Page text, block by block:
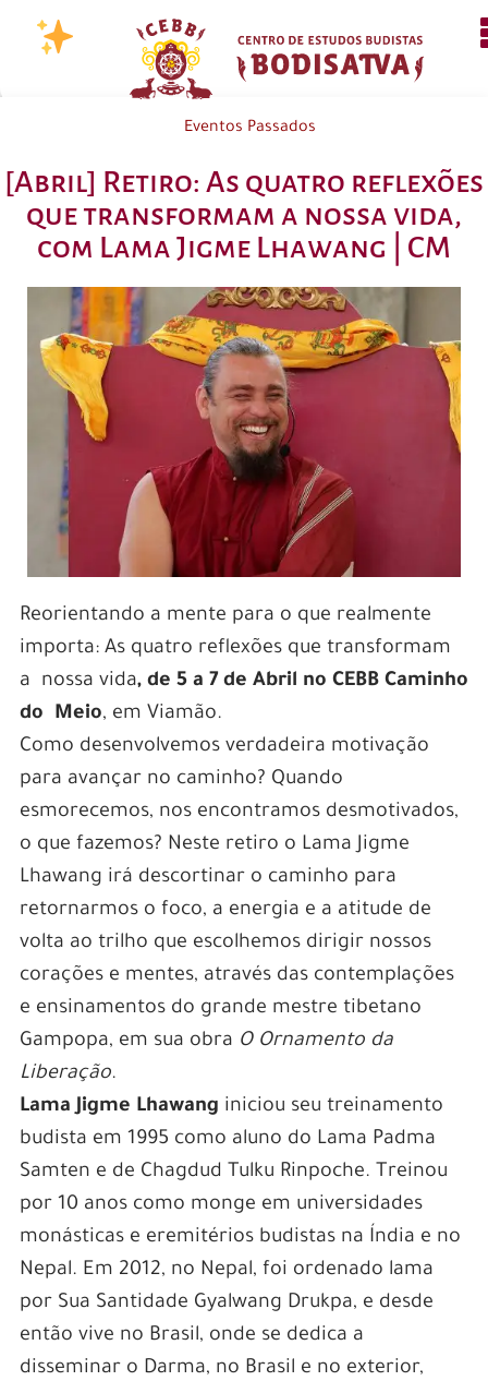
Eventos Passados
[Abril] Retiro: As quatro reflexões
que transformam a nossa vida,
com Lama Jigme Lhawang | CM
Reorientando a mente para o que realmente
importa: As quatro reflexões que transformam
a nossa vida, de 5 a 7 de Abril no CEBB Caminho
do Meio, em Viamão.
Como desenvolvemos verdadeira motivação
para avançar no caminho? Quando
esmorecemos, nos encontramos desmotivados,
o que fazemos? Neste retiro o Lama Jigme
Lhawang irá descortinar o caminho para
retornarmos o foco, a energia e a atitude de
volta ao trilho que escolhemos dirigir nossos
corações e mentes, através das contemplações
e ensinamentos do grande mestre tibetano
Gampopa, em sua obra O Ornamento da
Liberação.
Lama Jigme Lhawang iniciou seu treinamento
budista em 1995 como aluno do Lama Padma
Samten e de Chagdud Tulku Rinpoche. Treinou
por 10 anos como monge em universidades
monásticas e eremitérios budistas na Índia e no
Nepal. Em 2012, no Nepal, foi ordenado lama
por Sua Santidade Gyalwang Drukpa, e desde
então vive no Brasil, onde se dedica a
disseminar o Darma, no Brasil e no exterior,